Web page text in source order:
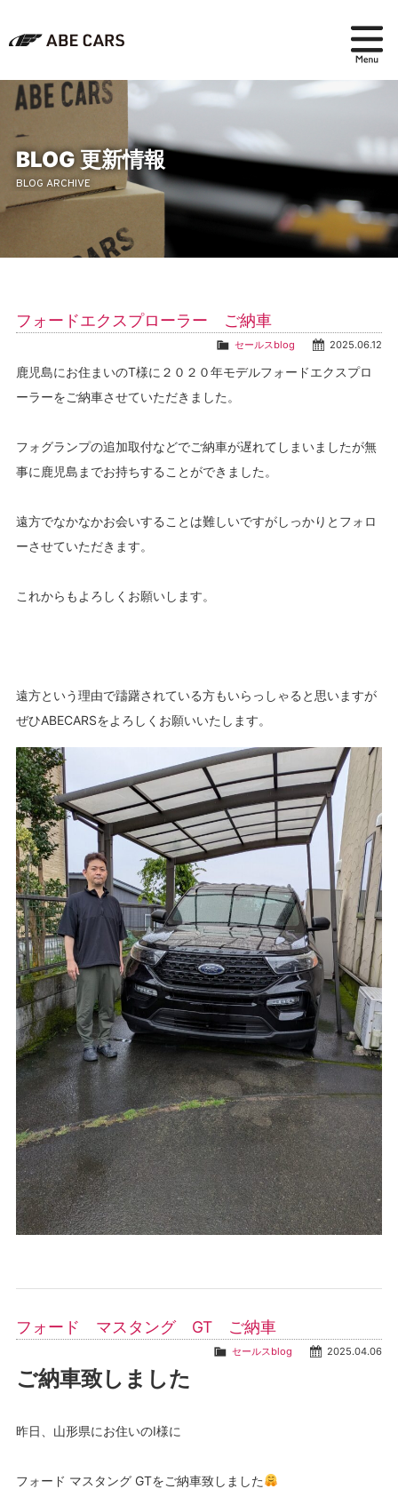
在庫検索
パーツ＆アクセサリー
アフターセールス
採用情報
BLOG 更新情報
BLOG ARCHIVE
フォードエクスプローラー ご納車
2025.06.12
セールスblog
鹿児島にお住まいのT様に２０２０年モデルフォードエクスプロ
ーラーをご納車させていただきました。
フォグランプの追加取付などでご納車が遅れてしまいましたが無
事に鹿児島までお持ちすることができました。
遠方でなかなかお会いすることは難しいですがしっかりとフォロ
ーさせていただきます。
これからもよろしくお願いします。
遠方という理由で躊躇されている方もいらっしゃると思いますが
ぜひABECARSをよろしくお願いいたします。
フォード マスタング GT ご納車
2025.04.06
セールスblog
ご納車致しました
昨日、山形県にお住いのI様に
フォード マスタング GTをご納車致しました